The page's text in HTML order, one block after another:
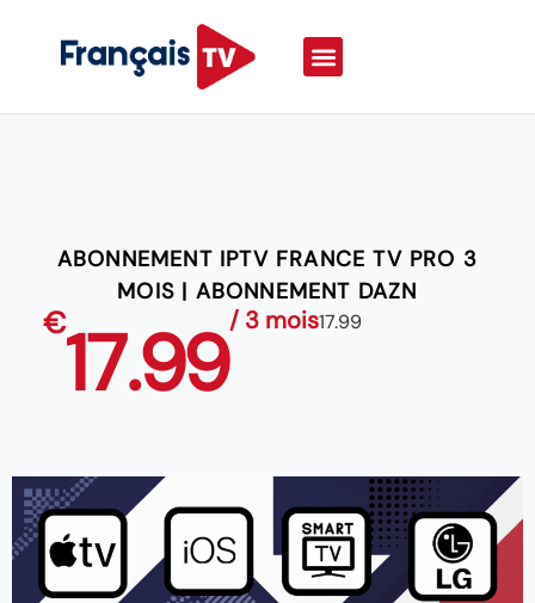
ABONNEMENT IPTV FRANCE TV PRO 3
MOIS | ABONNEMENT DAZN
€17.99/ 3 mois17.99